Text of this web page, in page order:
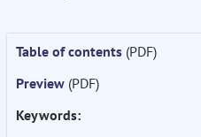
Table of contents (PDF)
Preview (PDF)
Keywords: